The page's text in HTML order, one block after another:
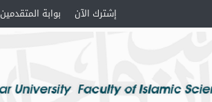
إشترك الآن بوابة المتقدمين